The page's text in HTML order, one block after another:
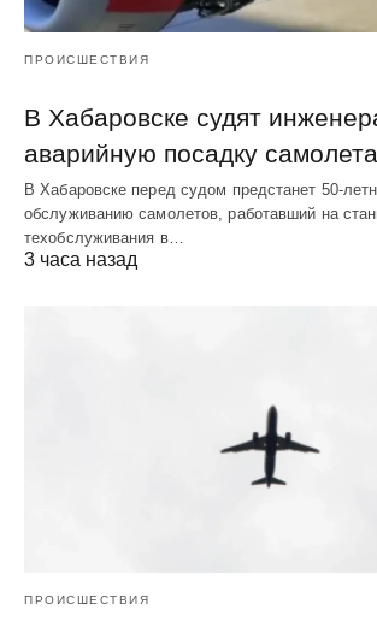
ПРОИСШЕСТВИЯ
В Хабаровске судят
аварийную посадку самолета
В Хабаровске перед судом предстанет 50-
обслуживанию самолетов, работавший на
техобслуживания в…
3 часа назад
ПРОИСШЕСТВИЯ